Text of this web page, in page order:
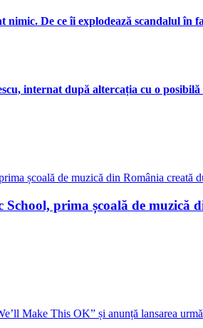
nimic. De ce îi explodează scandalul în
internat după altercația cu o
prima școală de